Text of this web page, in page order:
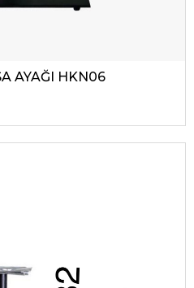
AYAĞI HKN06